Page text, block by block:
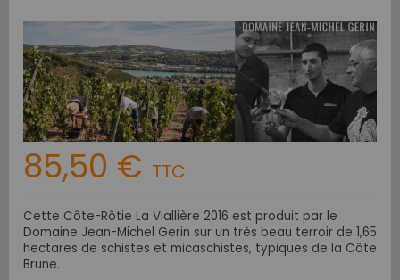
85,50 € TTC
Cette Côte-Rôtie La Viallière 2016 est produit par le
Domaine Jean-Michel Gerin sur un très beau terroir de 1,65
hectares de schistes et micaschistes, typiques de la Côte
Brune.